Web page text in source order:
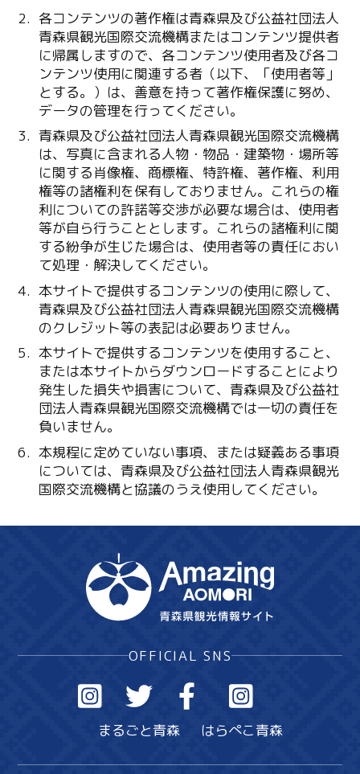
各コンテンツの著作権は青森県及び公益社団法人
青森県観光国際交流機構またはコンテンツ提供者
に帰属しますので、各コンテンツ使用者及び各コ
ンテンツ使用に関連する者（以下、「使用者等」
とする。）は、善意を持って著作権保護に努め、
データの管理を行ってください。
青森県及び公益社団法人青森県観光国際交流機構
は、写真に含まれる人物・物品・建築物・場所等
に関する肖像権、商標権、特許権、著作権、利用
権等の諸権利を保有しておりません。これらの権
利についての許諾等交渉が必要な場合は、使用者
等が自ら行うこととします。これらの諸権利に関
する紛争が生じた場合は、使用者等の責任におい
て処理・解決してください。
本サイトで提供するコンテンツの使用に際して、
青森県及び公益社団法人青森県観光国際交流機構
のクレジット等の表記は必要ありません。
本サイトで提供するコンテンツを使用すること、
または本サイトからダウンロードすることにより
発生した損失や損害について、青森県及び公益社
団法人青森県観光国際交流機構では一切の責任を
負いません。
本規程に定めていない事項、または疑義ある事項
については、青森県及び公益社団法人青森県観光
国際交流機構と協議のうえ使用してください。
OFFICIAL SNS
まるごと青森 はらぺこ青森
Copy URL